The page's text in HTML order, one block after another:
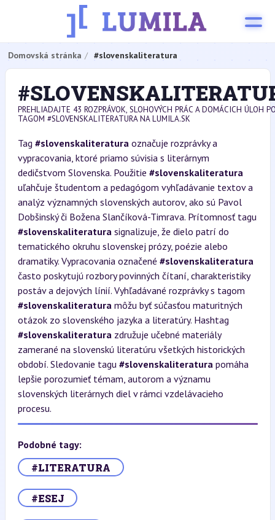
Domovská stránka #slovenskaliteratura
PREHLIADAJTE 43 ROZPRÁVOK, SLOHOVÝCH PRÁC A DOMÁCICH ÚLOH
TAGOM #SLOVENSKALITERATURA NA LUMILA.SK
Tag #slovenskaliteraturaoznačuje rozprávky a
vypracovania, ktoré priamo súvisia s literárnym
dedičstvom Slovenska. Použitie #slovenskaliteratura
uľahčuje študentom a pedagógom vyhľadávanie textov a
analýz významných slovenských autorov, ako sú Pavol
Dobšinský či Božena Slančíková-Timrava. Prítomnosť tagu
#slovenskaliteraturasignalizuje, že dielo patrí do
tematického okruhu slovenskej prózy, poézie alebo
dramatiky. Vypracovania označené #slovenskaliteratura
často poskytujú rozbory povinných čítaní, charakteristiky
postáv a dejových línií. Vyhľadávané rozprávky s tagom
#slovenskaliteraturamôžu byť súčasťou maturitných
otázok zo slovenského jazyka a literatúry. Hashtag
#slovenskaliteraturazdružuje učebné materiály
zamerané na slovenskú literatúru všetkých historických
období. Sledovanie tagu #slovenskaliteraturapomáha
lepšie porozumieť témam, autorom a významu
slovenských literárnych diel v rámci vzdelávacieho
procesu.
Podobné tagy:
#LITERATURA
#ESEJ